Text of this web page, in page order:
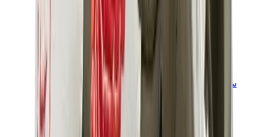
سنيكرز للأطفال
جوردن للأطفال
ييزي للأطفال
نايكي للأطفال
View All
سنيكرز للأطفال